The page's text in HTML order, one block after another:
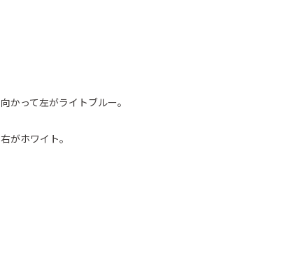
向かって左がライトブルー。
右がホワイト。